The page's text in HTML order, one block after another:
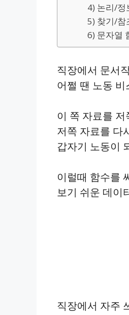
4) 논리/정
5) 찾기/참
6) 문자열
직장에서 문서
어쩔 땐 노동
이 쪽 자료를
저쪽 자료를 다
갑자기 노동이
이럴때 함수를
보기 쉬운 데이
직장에서 자주